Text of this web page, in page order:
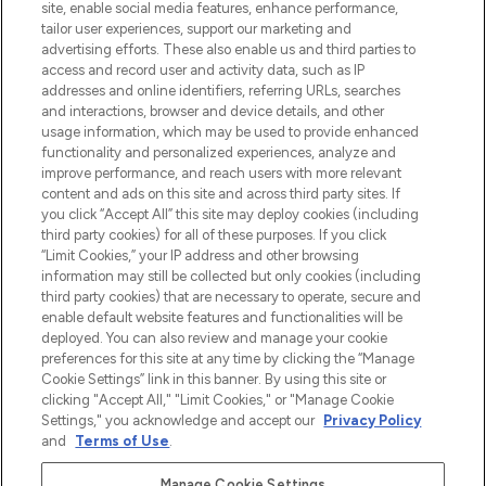
beste huidverzorging, haarproducten en
make-up van meer dan 200 topmerken.
Shop online of via de app, met gratis
verzending vanaf €40.
Cookie-toestemming
Do Not Sell or Share My Personal
Information
HELP & INFORMATIE
BEDRIJFSINFORMATIE
OVER LOOKFANTASTIC
Betaal veilig met
site, enable social media features, enhance performance,
tailor user experiences, support our marketing and
advertising efforts. These also enable us and third parties to
access and record user and activity data, such as IP
addresses and online identifiers, referring URLs, searches
and interactions, browser and device details, and other
usage information, which may be used to provide enhanced
functionality and personalized experiences, analyze and
improve performance, and reach users with more relevant
content and ads on this site and across third party sites. If
you click “Accept All” this site may deploy cookies (including
third party cookies) for all of these purposes. If you click
“Limit Cookies,” your IP address and other browsing
information may still be collected but only cookies (including
third party cookies) that are necessary to operate, secure and
enable default website features and functionalities will be
deployed. You can also review and manage your cookie
preferences for this site at any time by clicking the “Manage
Cookie Settings” link in this banner. By using this site or
clicking "Accept All," "Limit Cookies," or "Manage Cookie
Settings," you acknowledge and accept our Privacy Policy
and
Terms of Use.